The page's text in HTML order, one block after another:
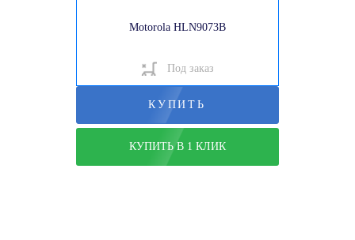
Motorola HLN9073B
Под заказ
КУПИТЬ
КУПИТЬ В 1 КЛИК